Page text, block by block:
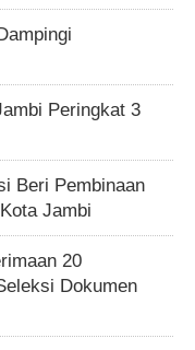
Peringkat 3
Beri Pembinaan
Jambi
20
Dokumen